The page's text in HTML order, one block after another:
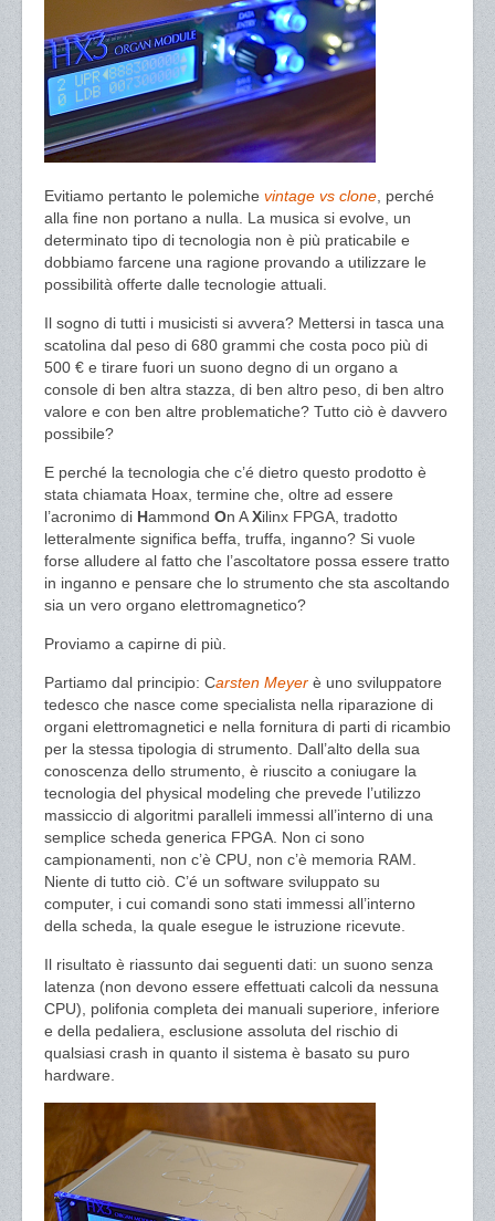
Evitiamo pertanto le polemiche vintage vs clone , perché
alla fine non portano a nulla. La musica si evolve, un
determinato tipo di tecnologia non è più praticabile e
dobbiamo farcene una ragione provando a utilizzare le
possibilità offerte dalle tecnologie attuali.
Il sogno di tutti i musicisti si avvera? Mettersi in tasca una
scatolina dal peso di 680 grammi che costa poco più di
500 € e tirare fuori un suono degno di un organo a
console di ben altra stazza, di ben altro peso, di ben altro
valore e con ben altre problematiche? Tutto ciò è davvero
possibile?
E perché la tecnologia che c’é dietro questo prodotto è
stata chiamata Hoax, termine che, oltre ad essere
l’acronimo di Hammond On AXilinx FPGA, tradotto
letteralmente significa beffa, truffa, inganno? Si vuole
forse alludere al fatto che l’ascoltatore possa essere tratto
in inganno e pensare che lo strumento che sta ascoltando
sia un vero organo elettromagnetico?
Proviamo a capirne di più.
Partiamo dal principio: Carsten Meyer è uno sviluppatore
tedesco che nasce come specialista nella riparazione di
organi elettromagnetici e nella fornitura di parti di ricambio
per la stessa tipologia di strumento. Dall’alto della sua
conoscenza dello strumento, è riuscito a coniugare la
tecnologia del physical modeling che prevede l’utilizzo
massiccio di algoritmi paralleli immessi all’interno di una
semplice scheda generica FPGA. Non ci sono
campionamenti, non c’è CPU, non c’è memoria RAM.
Niente di tutto ciò. C’é un software sviluppato su
computer, i cui comandi sono stati immessi all’interno
della scheda, la quale esegue le istruzione ricevute.
Il risultato è riassunto dai seguenti dati: un suono senza
latenza (non devono essere effettuati calcoli da nessuna
CPU), polifonia completa dei manuali superiore, inferiore
e della pedaliera, esclusione assoluta del rischio di
qualsiasi crash in quanto il sistema è basato su puro
hardware.